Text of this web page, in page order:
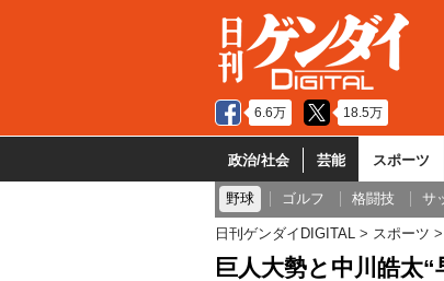
6.6万 18.5万
政治/社会 芸能 スポーツ
野球 ゴルフ 格闘技 サ
日刊ゲンダイDIGITAL スポーツ
巨人大勢と中川皓太